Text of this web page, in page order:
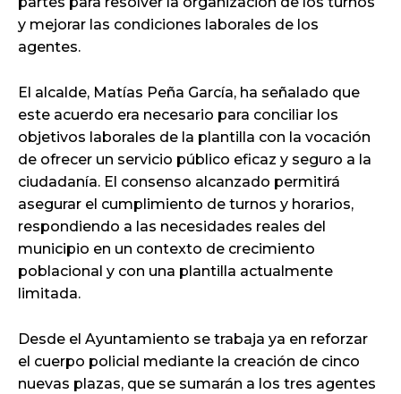
y mejorar las condiciones laborales de los
agentes.
El alcalde, Matías Peña García, ha señalado que
este acuerdo era necesario para conciliar los
objetivos laborales de la plantilla con la vocación
de ofrecer un servicio público eficaz y seguro a la
ciudadanía. El consenso alcanzado permitirá
asegurar el cumplimiento de turnos y horarios,
respondiendo a las necesidades reales del
municipio en un contexto de crecimiento
poblacional y con una plantilla actualmente
limitada.
Desde el Ayuntamiento se trabaja ya en reforzar
el cuerpo policial mediante la creación de cinco
nuevas plazas, que se sumarán a los tres agentes